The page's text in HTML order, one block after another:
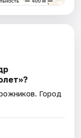
. Город